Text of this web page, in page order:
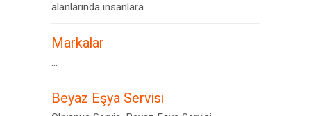
alanlarında insanlara...
Markalar
...
Beyaz Eşya Servisi